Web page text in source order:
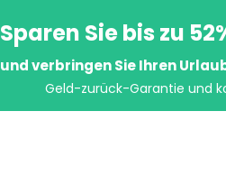
Sparen Sie bis zu
und verbringen Sie Ihren
Geld-zurück-Garantie und